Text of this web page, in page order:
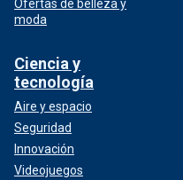
Ofertas de belleza y
moda
Ciencia y
tecnología
Aire y espacio
Seguridad
Innovación
Videojuegos